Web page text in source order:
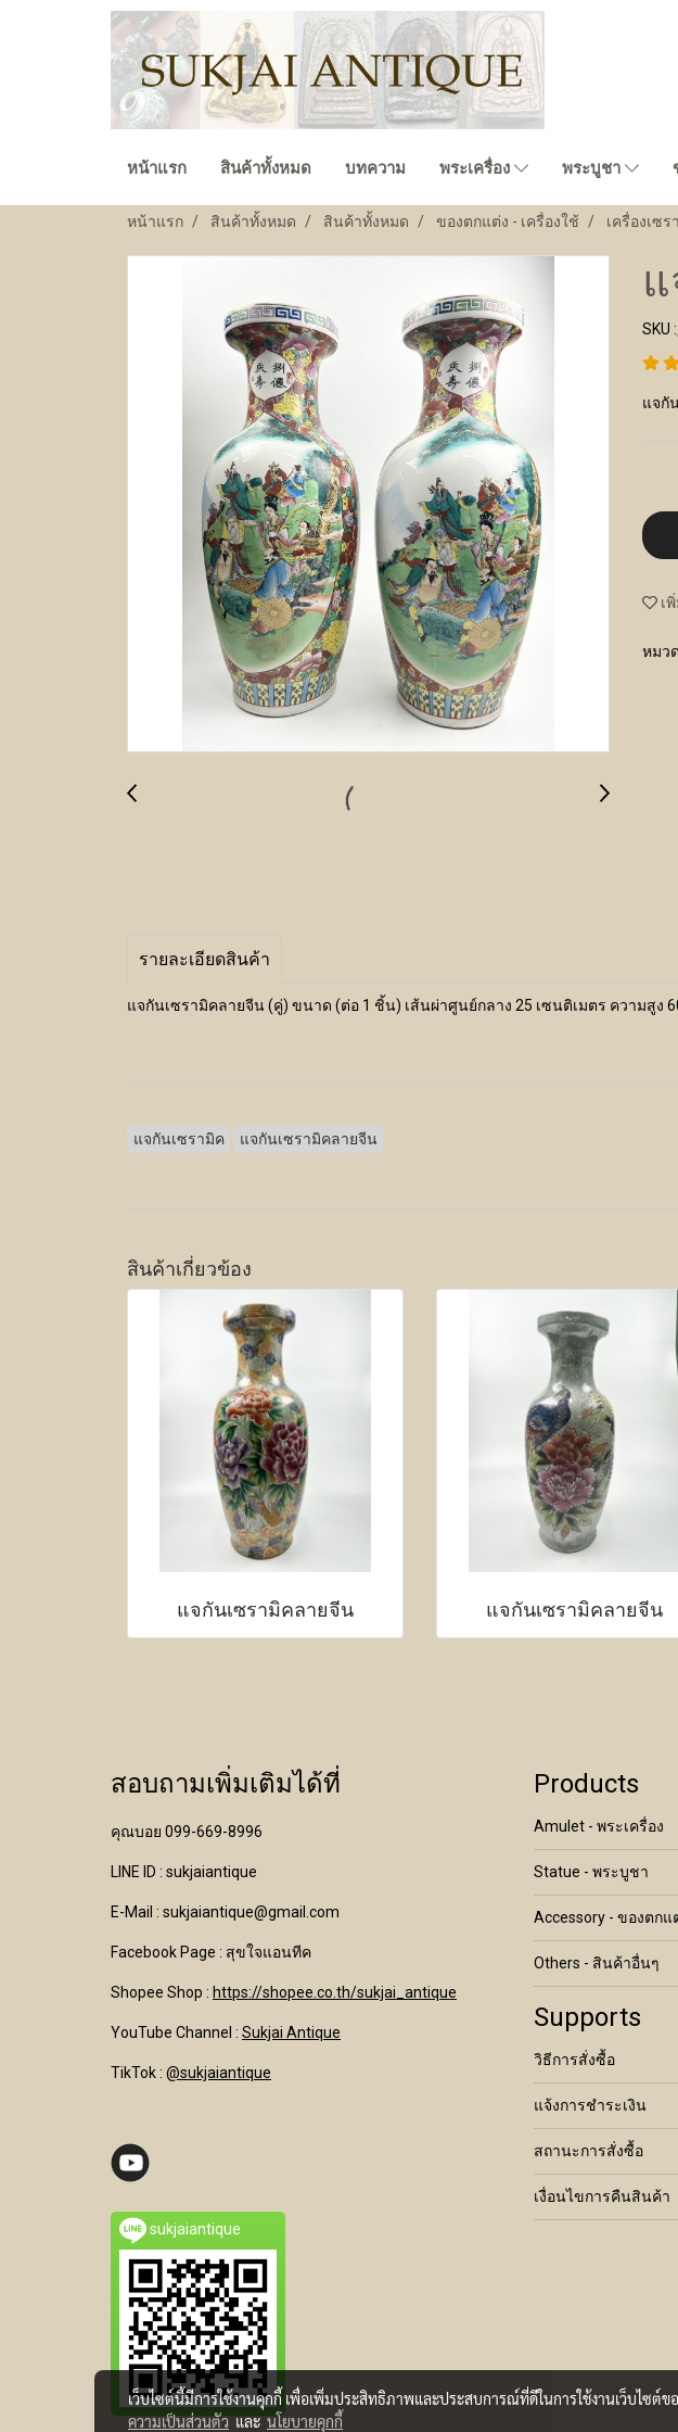
หน้าแรก สินค้าทั้งหมด บทความ พระเครื่อง พระบูชา
หน้าแรก สินค้าทั้งหมด สินค้าทั้งหมด ของตกแต่ง - เครื่องใช้ เครื่องเซร
SKU
แจกั
เ
หมว
รายละเอียดสินค้า
แจกันเซรามิคลายจีน (คู่) ขนาด (ต่อ 1 ชิ้น) เส้นผ่าศูนย์กลาง 25 เซนติเมตร ความสูง
แจกันเซรามิค แจกันเซรามิคลายจีน
สินค้าเกี่ยวข้อง
แจกันเซรามิคลายจีน แจกันเซรามิคลายจีน
สอบถามเพิ่มเติมได้ที่
คุณบอย 099-669-8996
LINE ID : sukjaiantique
E-Mail : sukjaiantique@gmail.com
Facebook Page : สุขใจแอนทีค
Shopee Shop : https://shopee.co.th/sukjai_antique
YouTube Channel : Sukjai Antique
TikTok : @sukjaiantique
sukjaiantique
Products
Amulet - พระเครื่อง
Statue - พระบูชา
Accessory - ของตกแ
Others - สินค้าอื่นๆ
Supports
วิธีการสั่งซื้อ
แจ้งการชำระเงิน
สถานะการสั่งซื้อ
เงื่อนไขการคืนสินค้า
เว็บไซต์นี้มีการใช้งานคุกกี้ เพื่อเพิ่มประสิทธิภาพและประสบการณ์ที่ดีในการใช้งานเว็บไซต์
ความเป็นส่วนตัวและนโยบายคุกกี้